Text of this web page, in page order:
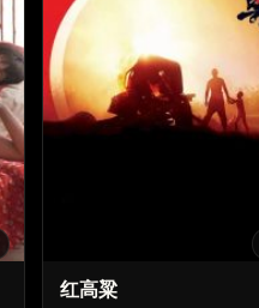
红高粱